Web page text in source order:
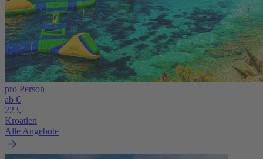
pro Person
ab €
223,-
Kroatien
Alle Angebote